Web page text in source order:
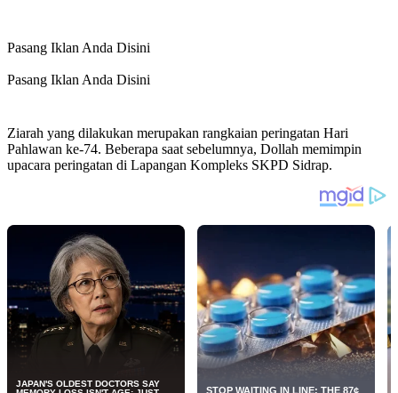
Pasang Iklan Anda Disini
Pasang Iklan Anda Disini
Ziarah yang dilakukan merupakan rangkaian peringatan Hari
Pahlawan ke-74. Beberapa saat sebelumnya, Dollah memimpin
upacara peringatan di Lapangan Kompleks SKPD Sidrap.